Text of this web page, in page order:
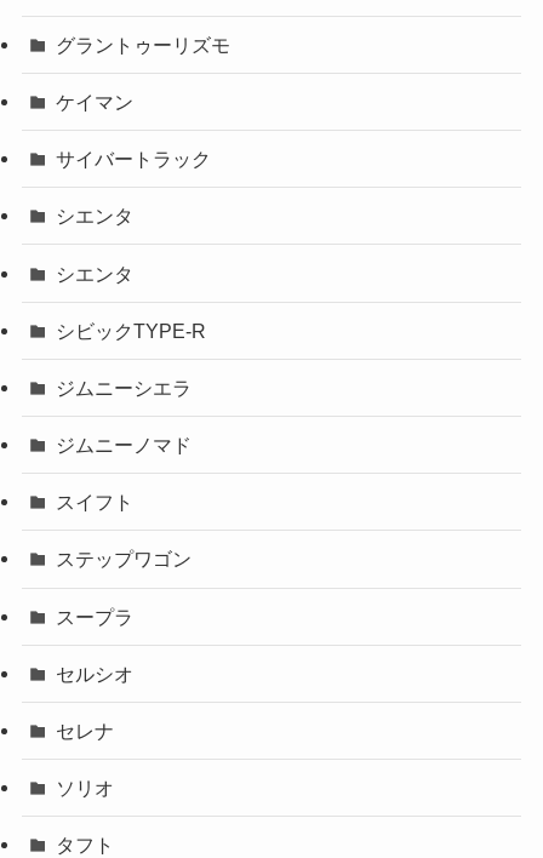
グラントゥーリズモ
ケイマン
サイバートラック
シエンタ
シエンタ
シビックTYPE-R
ジムニーシエラ
ジムニーノマド
スイフト
ステップワゴン
スープラ
セルシオ
セレナ
ソリオ
タフト